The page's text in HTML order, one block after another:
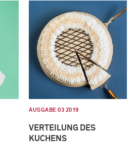
AUSGABE 03 2019
VERTEILUNG DES
KUCHENS